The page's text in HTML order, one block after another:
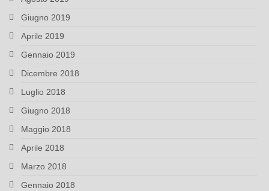
Giugno 2019
Aprile 2019
Gennaio 2019
Dicembre 2018
Luglio 2018
Giugno 2018
Maggio 2018
Aprile 2018
Marzo 2018
Gennaio 2018